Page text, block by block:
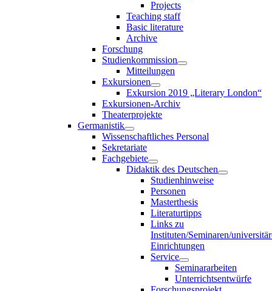
Projects
Teaching staff
Basic literature
Archive
Forschung
Studienkommission
Mitteilungen
Exkursionen
Exkursion 2019 „Literary London“
Exkursionen-Archiv
Theaterprojekte
Germanistik
Wissenschaftliches Personal
Sekretariate
Fachgebiete
Didaktik des Deutschen
Studienhinweise
Personen
Masterthesis
Literaturtipps
Links zu
Instituten/Seminaren/
Einrichtungen
Service
Seminararbeiten
Unterrichtsentwürfe